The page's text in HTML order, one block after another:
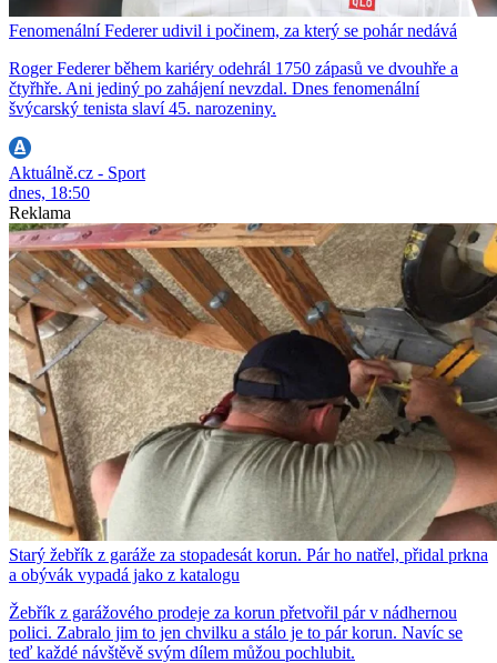
Fenomenální Federer udivil i počinem, za který se pohár nedává
Roger Federer během kariéry odehrál 1750 zápasů ve dvouhře a
čtyřhře. Ani jediný po zahájení nevzdal. Dnes fenomenální
švýcarský tenista slaví 45. narozeniny.
Aktuálně.cz - Sport
dnes, 18:50
Reklama
Starý žebřík z garáže za stopadesát korun. Pár ho natřel, přidal prkna
a obývák vypadá jako z katalogu
Žebřík z garážového prodeje za korun přetvořil pár v nádhernou
polici. Zabralo jim to jen chvilku a stálo je to pár korun. Navíc se
teď každé návštěvě svým dílem můžou pochlubit.